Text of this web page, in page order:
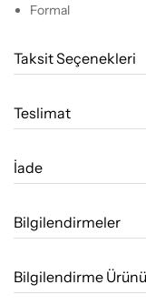
Formal
Taksit Seçenekleri
Teslimat
İade
Bilgilendirmeler
Bilgilendirme Ürünü